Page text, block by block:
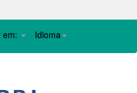
Idioma
em: